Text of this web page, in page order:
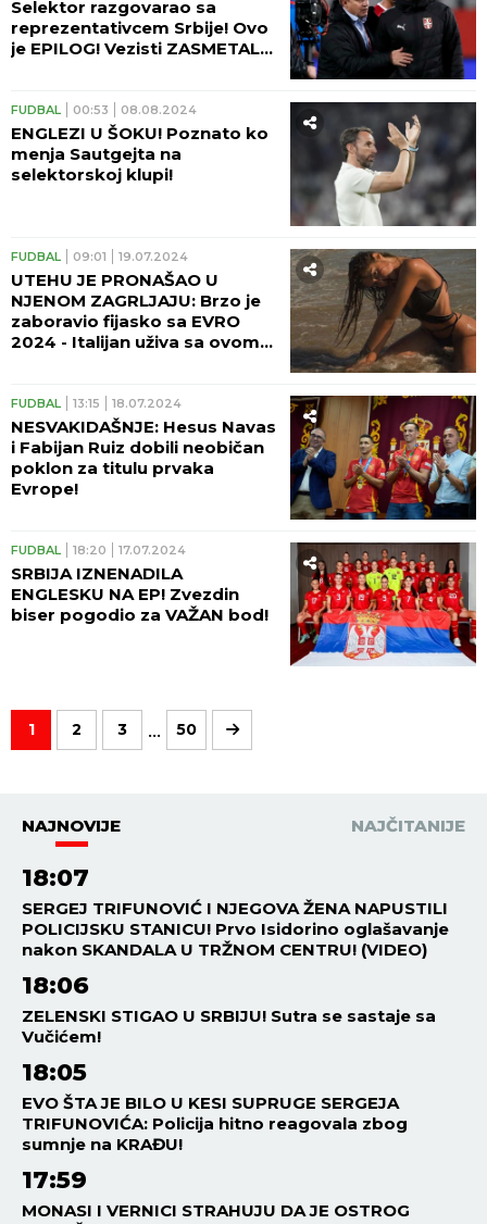
Selektor razgovarao sa
reprezentativcem Srbije! Ovo
je EPILOG! Vezisti ZASMETALE
FUDBAL 00:53 08.08.2024
ENGLEZI U ŠOKU! Poznato ko
menja Sautgejta na
selektorskoj klupi!
FUDBAL 09:01 19.07.2024
UTEHU JE PRONAŠAO U
NJENOM ZAGRLJAJU: Brzo je
zaboravio fijasko sa EVRO
2024 - Italijan uživa sa ovom
FUDBAL 13:15 18.07.2024
NESVAKIDAŠNJE: Hesus Navas
i Fabijan Ruiz dobili neobičan
poklon za titulu prvaka
Evrope!
FUDBAL 18:20 17.07.2024
SRBIJA IZNENADILA
ENGLESKU NA EP! Zvezdin
biser pogodio za VAŽAN bod!
1 2 3 ... 50
NAJNOVIJE NAJČITANIJE
18:07
SERGEJ TRIFUNOVIĆ I NJEGOVA ŽENA NAPUSTILI
POLICIJSKU STANICU! Prvo Isidorino oglašavanje
nakon SKANDALA U TRŽNOM CENTRU! (VIDEO)
18:06
ZELENSKI STIGAO U SRBIJU! Sutra se sastaje sa
Vučićem!
18:05
EVO ŠTA JE BILO U KESI SUPRUGE SERGEJA
TRIFUNOVIĆA: Policija hitno reagovala zbog
sumnje na KRAĐU!
17:59
MONASI I VERNICI STRAHUJU DA JE OSTROG